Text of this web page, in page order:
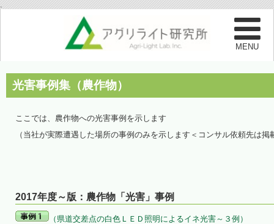
.
光害事例集（農作物）
ここでは、農作物への光害事例を示します
（当社が実際遭遇した場所の事例のみを示します＜コンサル依頼先は
2017年度～版：農作物「光害」事例
（県道交差点の白色ＬＥＤ照明によるイネ光害～３例）